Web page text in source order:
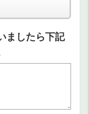
ましたら下記